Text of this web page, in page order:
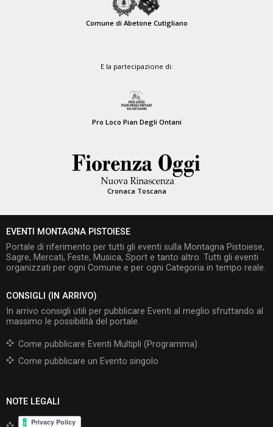
Comune di Abetone Cutigliano
E la partecipazione di:
Pro Loco Pian Degli Ontani
Cronaca Toscana
EVENTI MONTAGNA PISTOIESE
Portale di riferimento per tutti gli eventi sulla Montagna Pistoiese,
Sagre, Mercati, Feste, Musica, Sport e tanto altro. Tutti gli eventi
organizzati per ogni Comune e per ogni Categoria in tempo reale.
CONSIGLI (IN ARRIVO)
In arrivo consigli utili per pubblicare Eventi al meglio sfruttando al
massimo le possibilità del portale.
Come pubblicare Eventi Multipli (Programma)
Come pubblicare un Evento singolo
NOTE LEGALI